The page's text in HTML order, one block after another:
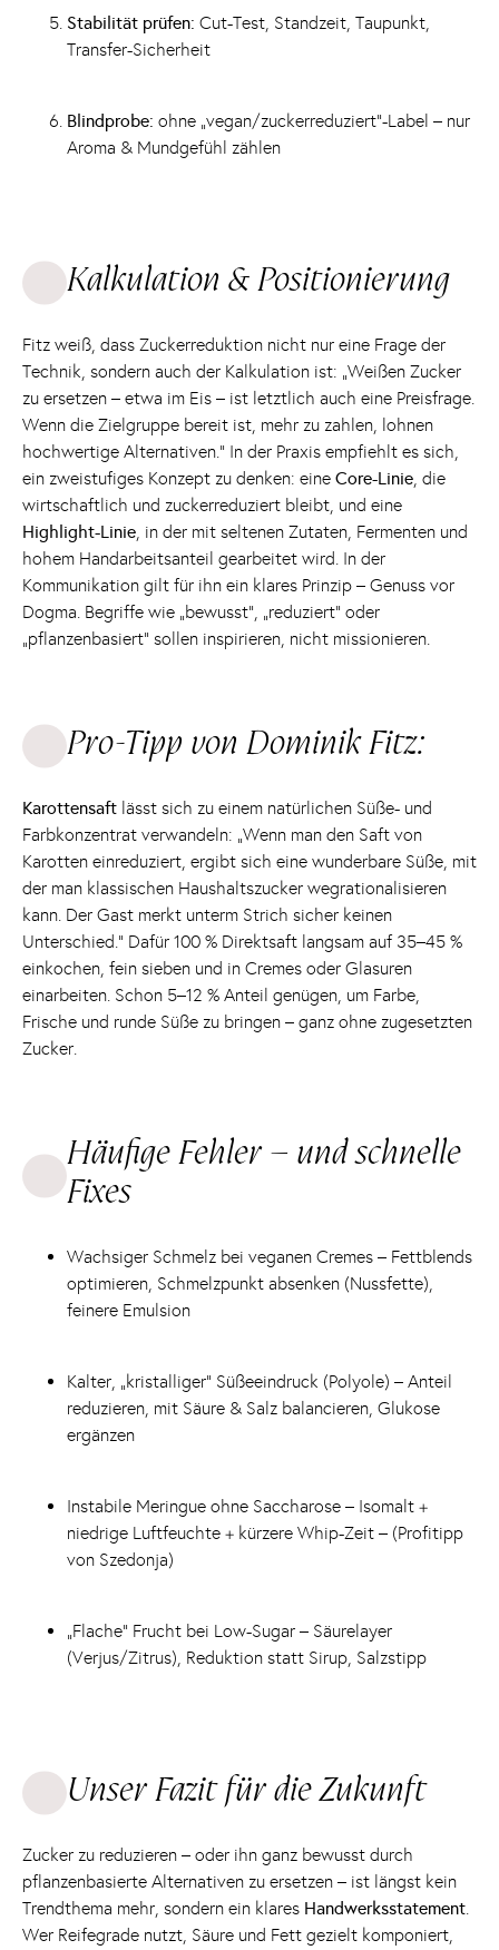
Stabilität prüfen: Cut-Test, Standzeit, Taupunkt,
Transfer-Sicherheit
Blindprobe: ohne „vegan/zuckerreduziert“-Label – nur
Aroma & Mundgefühl zählen
Kalkulation & Positionierung
Fitz weiß, dass Zuckerreduktion nicht nur eine Frage der
Technik, sondern auch der Kalkulation ist: „Weißen Zucker
zu ersetzen – etwa im Eis – ist letztlich auch eine Preisfrage.
Wenn die Zielgruppe bereit ist, mehr zu zahlen, lohnen
hochwertige Alternativen.“ In der Praxis empfiehlt es sich,
ein zweistufiges Konzept zu denken: eine Core-Linie, die
wirtschaftlich und zuckerreduziert bleibt, und eine
Highlight-Linie, in der mit seltenen Zutaten, Fermenten und
hohem Handarbeitsanteil gearbeitet wird. In der
Kommunikation gilt für ihn ein klares Prinzip – Genuss vor
Dogma. Begriffe wie „bewusst“, „reduziert“ oder
„pflanzenbasiert“ sollen inspirieren, nicht missionieren.
Pro-Tipp von Dominik Fitz:
Karottensaft lässt sich zu einem natürlichen Süße- und
Farbkonzentrat verwandeln: „Wenn man den Saft von
Karotten einreduziert, ergibt sich eine wunderbare Süße, mit
der man klassischen Haushaltszucker wegrationalisieren
kann. Der Gast merkt unterm Strich sicher keinen
Unterschied.“ Dafür 100 % Direktsaft langsam auf 35–45 %
einkochen, fein sieben und in Cremes oder Glasuren
einarbeiten. Schon 5–12 % Anteil genügen, um Farbe,
Frische und runde Süße zu bringen – ganz ohne zugesetzten
Zucker.
Häufige Fehler – und schnelle
Fixes
Wachsiger Schmelz bei veganen Cremes – Fettblends
optimieren, Schmelzpunkt absenken (Nussfette),
feinere Emulsion
Kalter, „kristalliger“ Süßeeindruck (Polyole) – Anteil
reduzieren, mit Säure & Salz balancieren, Glukose
ergänzen
Instabile Meringue ohne Saccharose – Isomalt +
niedrige Luftfeuchte + kürzere Whip-Zeit – (Profitipp
von Szedonja)
„Flache“ Frucht bei Low-Sugar – Säurelayer
(Verjus/Zitrus), Reduktion statt Sirup, Salzstipp
Unser Fazit für die Zukunft
Zucker zu reduzieren – oder ihn ganz bewusst durch
pflanzenbasierte Alternativen zu ersetzen – ist längst kein
Trendthema mehr, sondern ein klares Handwerksstatement.
Wer Reifegrade nutzt, Säure und Fett gezielt komponiert,